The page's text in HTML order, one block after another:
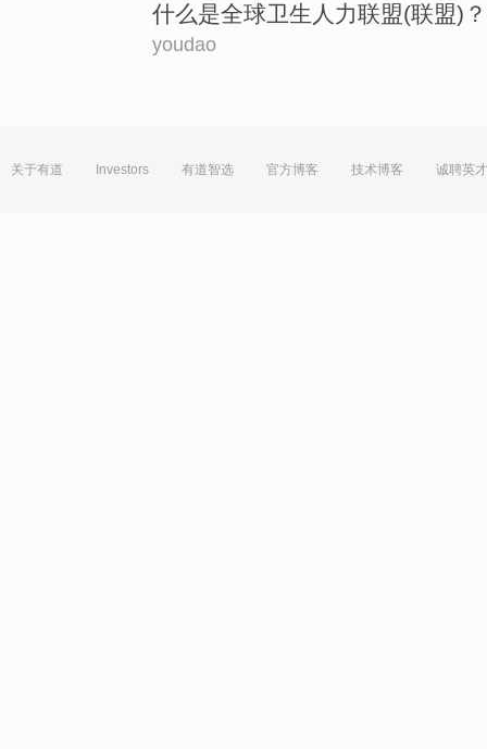
什么是全球卫生 人力联盟(联盟)？
youdao
关于有道 Investors 有道智选 官方博客 技术博客 诚聘英才